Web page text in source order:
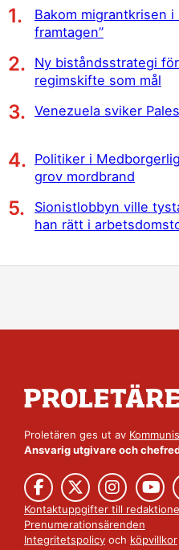
Bakom migrantkrisen i
framtagen”
Ny biståndsstrategi
regimskifte som mål
Venezuela sviker
Politiker i
grov mordbrand
Sionistlobbyn ville
han rätt i
Proletären ges ut av
Ansvarig utgivare och
Kontaktuppgifter till
Prenumerationsärenden
Integritetspolicy och köpvillkor